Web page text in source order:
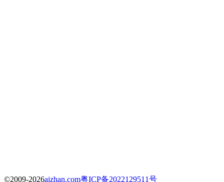
©2009-2026aizhan.com粤ICP备2022129511号